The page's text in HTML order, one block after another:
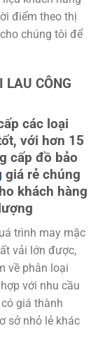
điểm theo thị
chúng tôi để
LAU CÔNG
các loại
với hơn 15
cấp đồ bảo
giá rẻ chúng
khách hàng
trình may mặc
vải lớn được,
về phân loại
với nhu cầu
giá thành
sở nhỏ lẻ khác